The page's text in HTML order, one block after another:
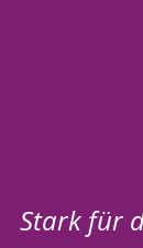
Stark für